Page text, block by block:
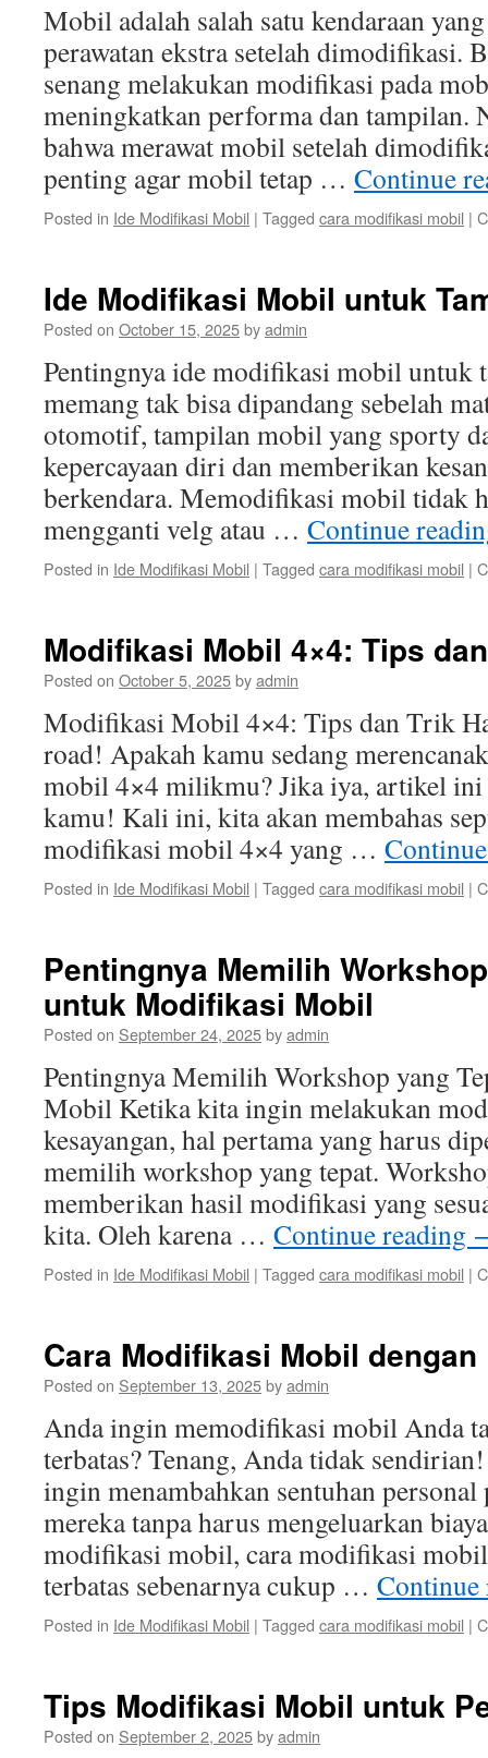
Mobil adalah salah satu kendaraan
perawatan ekstra setelah dimodifikasi.
senang melakukan modifikasi pada
meningkatkan performa dan tampilan.
bahwa merawat mobil setelah
penting agar mobil tetap … Continue
Posted in Ide Modifikasi Mobil | Tagged cara modifikasi mobil |
Ide Modifikasi Mobil untuk
Posted on October 15, 2025byadmin
Pentingnya ide modifikasi mobil untuk
memang tak bisa dipandang sebelah
otomotif, tampilan mobil yang sporty
kepercayaan diri dan memberikan
berkendara. Memodifikasi mobil tidak
mengganti velg atau … Continue
Posted in Ide Modifikasi Mobil | Tagged cara modifikasi mobil |
Modifikasi Mobil 4×4: Tips
Posted on October 5, 2025byadmin
Modifikasi Mobil 4×4: Tips dan Trik
road! Apakah kamu sedang
mobil 4×4 milikmu? Jika iya, artikel ini
kamu! Kali ini, kita akan membahas
modifikasi mobil 4×4 yang …
Posted in Ide Modifikasi Mobil | Tagged cara modifikasi mobil |
Pentingnya Memilih
untuk Modifikasi Mobil
Posted on September 24, 2025byadmin
Pentingnya Memilih Workshop yang
Mobil Ketika kita ingin melakukan
kesayangan, hal pertama yang harus
memilih workshop yang tepat.
memberikan hasil modifikasi yang
kita. Oleh karena … Continue reading
Posted in Ide Modifikasi Mobil | Tagged cara modifikasi mobil |
Cara Modifikasi Mobil
Posted on September 13, 2025byadmin
Anda ingin memodifikasi mobil Anda
terbatas? Tenang, Anda tidak
ingin menambahkan sentuhan personal
mereka tanpa harus mengeluarkan
modifikasi mobil, cara modifikasi
terbatas sebenarnya cukup …
Posted in Ide Modifikasi Mobil | Tagged cara modifikasi mobil |
Tips Modifikasi Mobil untuk
Posted on September 2, 2025byadmin